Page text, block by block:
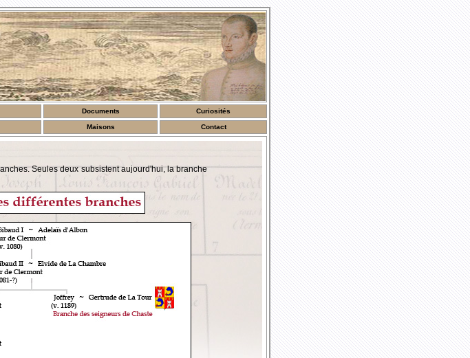
Documents Curiosités
Maisons Contact
Seules deux subsistent aujourd'hui, la branche